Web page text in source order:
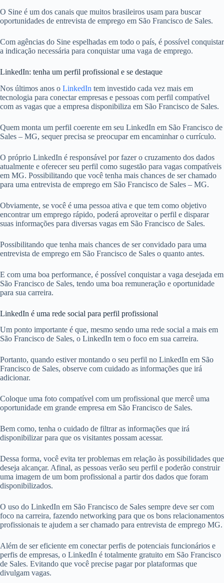
O Sine é um dos canais que muitos brasileiros usam para buscar
oportunidades de entrevista de emprego em São Francisco de Sales.
Com agências do Sine espelhadas em todo o país, é possível conquistar
a indicação necessária para conquistar uma vaga de emprego.
LinkedIn: tenha um perfil profissional e se destaque
Nos últimos anos o LinkedIn tem investido cada vez mais em
tecnologia para conectar empresas e pessoas com perfil compatível
com as vagas que a empresa disponibiliza em São Francisco de Sales.
Quem monta um perfil coerente em seu LinkedIn em São Francisco de
Sales – MG, sequer precisa se preocupar em encaminhar o currículo.
O próprio LinkedIn é responsável por fazer o cruzamento dos dados
atualmente e oferecer seu perfil como sugestão para vagas compatíveis
em MG. Possibilitando que você tenha mais chances de ser chamado
para uma entrevista de emprego em São Francisco de Sales – MG.
Obviamente, se você é uma pessoa ativa e que tem como objetivo
encontrar um emprego rápido, poderá aproveitar o perfil e disparar
suas informações para diversas vagas em São Francisco de Sales.
Possibilitando que tenha mais chances de ser convidado para uma
entrevista de emprego em São Francisco de Sales o quanto antes.
E com uma boa performance, é possível conquistar a vaga desejada em
São Francisco de Sales, tendo uma boa remuneração e oportunidade
para sua carreira.
LinkedIn é uma rede social para perfil profissional
Um ponto importante é que, mesmo sendo uma rede social a mais em
São Francisco de Sales, o LinkedIn tem o foco em sua carreira.
Portanto, quando estiver montando o seu perfil no LinkedIn em São
Francisco de Sales, observe com cuidado as informações que irá
adicionar.
Coloque uma foto compatível com um profissional que mercê uma
oportunidade em grande empresa em São Francisco de Sales.
Bem como, tenha o cuidado de filtrar as informações que irá
disponibilizar para que os visitantes possam acessar.
Dessa forma, você evita ter problemas em relação às possibilidades que
deseja alcançar. Afinal, as pessoas verão seu perfil e poderão construir
uma imagem de um bom profissional a partir dos dados que foram
disponibilizados.
O uso do LinkedIn em São Francisco de Sales sempre deve ser com
foco na carreira, fazendo networking para que os bons relacionamentos
profissionais te ajudem a ser chamado para entrevista de emprego MG.
Além de ser eficiente em conectar perfis de potenciais funcionários e
perfis de empresas, o LinkedIn é totalmente gratuito em São Francisco
de Sales. Evitando que você precise pagar por plataformas que
divulgam vagas.